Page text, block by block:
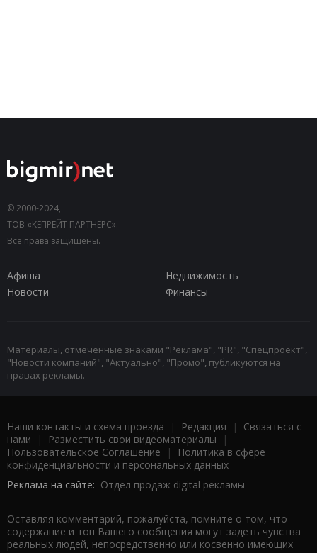
© 2000-2024,
ТОВ «КЕПРЕЙТ ПАРТНЕРС».
Все права защищены.
Афиша
Недвижимость
Новости
Финансы
Материалы, отмеченные знаками "Реклама", "PR", "Спецпроект",
"Новости компаний", "Актуально", "Промо", публикуются на
правах рекламы.
Наши контакты и схема проезда | Редакция | Связаться с
нами | Разместить свои видеоматериалы |
Пользовательское Соглашение |
Политика в сфере
конфиденциальности и персональных данных
Реклама на сайте: Отдел продаж digital рекламы
Оставляя комментарий, пожалуйста, помните о том, что
содержание и тон Вашего сообщения могут задеть чувства
реальных людей, непосредственно или косвенно имеющих